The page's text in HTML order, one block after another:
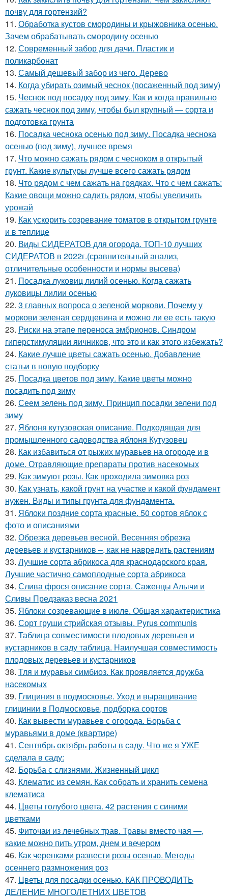
почву для гортензий?
11. Обработка кустов смородины и крыжовника осенью.
Зачем обрабатывать смородину осенью
12. Современный забор для дачи. Пластик и
поликарбонат
13. Самый дешевый забор из чего. Дерево
14. Когда убирать озимый чеснок (посаженный под зиму)
15. Чеснок под посадку под зиму. Как и когда правильно
сажать чеснок под зиму, чтобы был крупный — сорта и
подготовка грунта
16. Посадка чеснока осенью под зиму. Посадка чеснока
осенью (под зиму), лучшее время
17. Что можно сажать рядом с чесноком в открытый
грунт. Какие культуры лучше всего сажать рядом
18. Что рядом с чем сажать на грядках. Что с чем сажать:
Какие овощи можно садить рядом, чтобы увеличить
урожай
19. Как ускорить созревание томатов в открытом грунте
и в теплице
20. Виды СИДЕРАТОВ для огорода. ТОП-10 лучших
СИДЕРАТОВ в 2022г.(сравнительный анализ,
отличительные особенности и нормы высева)
21. Посадка луковиц лилий осенью. Когда сажать
луковицы лилии осенью
22. 3 главных вопроса о зеленой моркови. Почему у
моркови зеленая сердцевина и можно ли ее есть такую
23. Риски на этапе переноса эмбрионов. Синдром
гиперстимуляции яичников, что это и как этого избежать?
24. Какие лучше цветы сажать осенью. Добавление
статьи в новую подборку
25. Посадка цветов под зиму. Какие цветы можно
посадить под зиму
26. Сеем зелень под зиму. Принцип посадки зелени под
зиму
27. Яблоня кутузовская описание. Подходящая для
промышленного садоводства яблоня Кутузовец
28. Как избавиться от рыжих муравьев на огороде и в
доме. Отравляющие препараты против насекомых
29. Как зимуют розы. Как проходила зимовка роз
30. Как узнать, какой грунт на участке и какой фундамент
нужен. Виды и типы грунта для фундамента.
31. Яблоки поздние сорта красные. 50 сортов яблок с
фото и описаниями
32. Обрезка деревьев весной. Весенняя обрезка
деревьев и кустарников –, как не навредить растениям
33. Лучшие сорта абрикоса для краснодарского края.
Лучшие частично самоплодные сорта абрикоса
34. Слива фрося описание сорта. Саженцы Алычи и
Сливы Предзаказ весна 2021
35. Яблоки созревающие в июле. Общая характеристика
36. Сорт груши стрийская отзывы. Pyrus communis
37. Таблица совместимости плодовых деревьев и
кустарников в саду таблица. Наилучшая совместимость
плодовых деревьев и кустарников
38. Тля и муравьи симбиоз. Как проявляется дружба
насекомых
39. Глициния в подмосковье. Уход и выращивание
глицинии в Подмосковье, подборка сортов
40. Как вывести муравьев с огорода. Борьба с
муравьями в доме (квартире)
41. Сентябрь октябрь работы в саду. Что же я УЖЕ
сделала в саду:
42. Борьба с слизнями. Жизненный цикл
43. Клематис из семян. Как собрать и хранить семена
клематиса
44. Цветы голубого цвета. 42 растения с синими
цветками
45. Фиточаи из лечебных трав. Травы вместо чая —,
какие можно пить утром, днем и вечером
46. Как черенками развести розы осенью. Методы
осеннего размножения роз
47. Цветы для посадки осенью. КАК ПРОВОДИТЬ
ДЕЛЕНИЕ МНОГОЛЕТНИХ ЦВЕТОВ